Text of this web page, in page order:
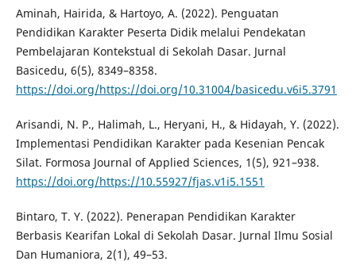
Aminah, Hairida, & Hartoyo, A. (2022). Penguatan
Pendidikan Karakter Peserta Didik melalui Pendekatan
Pembelajaran Kontekstual di Sekolah Dasar. Jurnal
Basicedu, 6(5), 8349–8358.
https://doi.org/https://doi.org/10.31004/basicedu.v6i5.3791
Arisandi, N. P., Halimah, L., Heryani, H., & Hidayah, Y. (2022).
Implementasi Pendidikan Karakter pada Kesenian Pencak
Silat. Formosa Journal of Applied Sciences, 1(5), 921–938.
https://doi.org/https://10.55927/fjas.v1i5.1551
Bintaro, T. Y. (2022). Penerapan Pendidikan Karakter
Berbasis Kearifan Lokal di Sekolah Dasar. Jurnal Ilmu Sosial
Dan Humaniora, 2(1), 49–53.